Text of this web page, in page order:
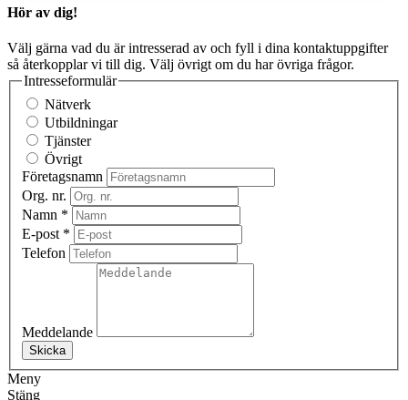
Hör av dig!
Välj gärna vad du är intresserad av och fyll i dina kontaktuppgifter
så återkopplar vi till dig. Välj övrigt om du har övriga frågor.
Intresseformulär
Nätverk
Utbildningar
Tjänster
Övrigt
Företagsnamn
Org. nr.
Namn *
E-post *
Telefon
Meddelande
Skicka
Meny
Stäng